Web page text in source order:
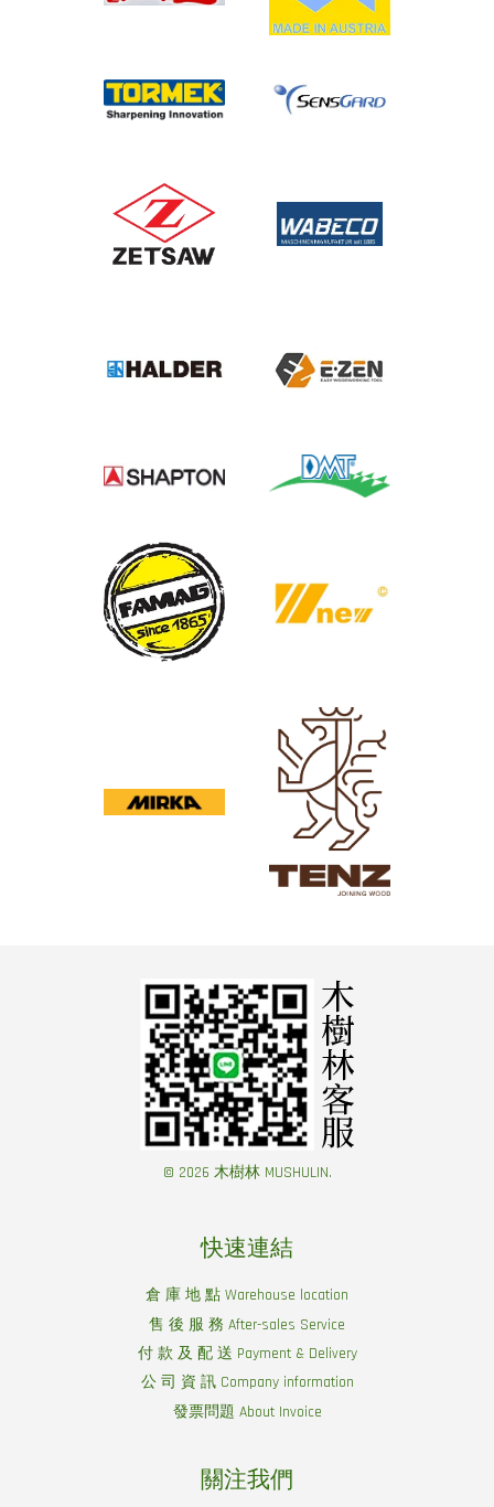
© 2026 木樹林 MUSHULIN.
快速連結
倉 庫 地 點 Warehouse location
售 後 服 務 After-sales Service
付 款 及 配 送 Payment & Delivery
公 司 資 訊 Company information
發票問題 About Invoice
關注我們